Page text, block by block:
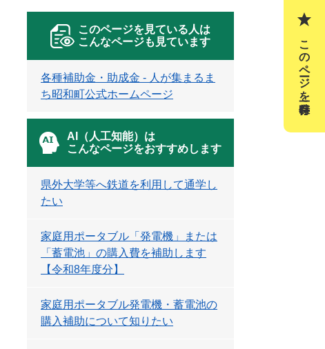
このページを見ている人は
こんなページも見ています
各種補助金・助成金 - 人が集まるま
ち昭和町公式ホームページ
AI（人工知能）は
こんなページをおすすめします
県外大学等へ鉄道を利用して通学し
たい
家庭用ポータブル「発電機」または
「蓄電池」の購入費を補助します
【令和8年度分】
家庭用ポータブル発電機・蓄電池の
購入補助について知りたい
このページを一時保存